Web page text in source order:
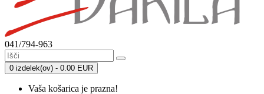
041/794-963
0 izdelek(ov) - 0.00 EUR
Vaša košarica je prazna!